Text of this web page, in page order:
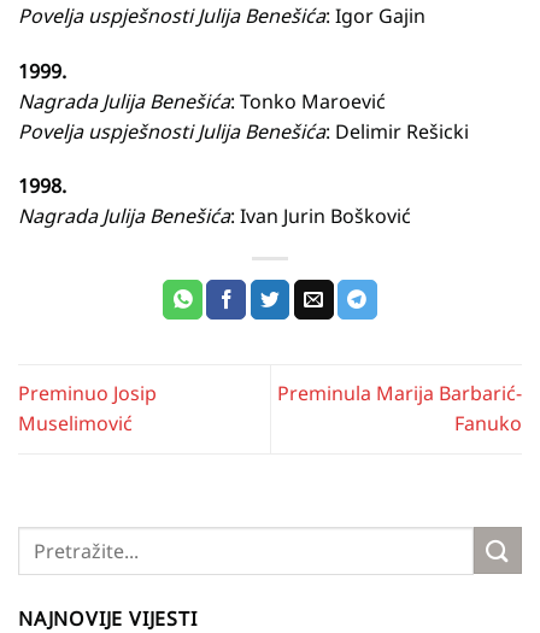
Povelja uspješnosti Julija Benešića: Igor Gajin
1999.
Nagrada Julija Benešića: Tonko Maroević
Povelja uspješnosti Julija Benešića: Delimir Rešicki
1998.
Nagrada Julija Benešića: Ivan Jurin Bošković
Preminuo Josip
Muselimović
Preminula Marija Barbarić-
Fanuko
NAJNOVIJE VIJESTI